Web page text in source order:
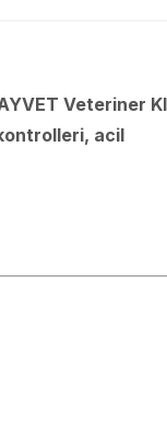
Veteriner
acil